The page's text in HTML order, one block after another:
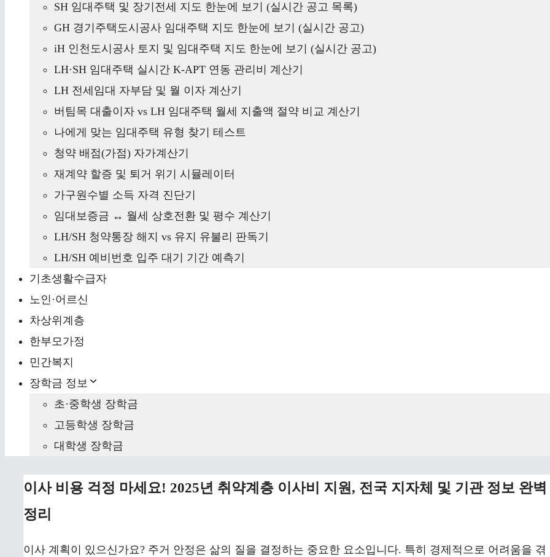
SH 임대주택 및 장기전세 지도 한눈에 보기 (실시간 공고 목록)
GH 경기주택도시공사 임대주택 지도 한눈에 보기 (실시간 공고)
iH 인천도시공사 토지 및 임대주택 지도 한눈에 보기 (실시간 공고)
LH·SH 임대주택 실시간 K-APT 연동 관리비 계산기
LH 전세임대 자부담 및 월 이자 계산기
버팀목 대출이자 vs LH 임대주택 월세 지출액 절약 비교 계산기
나에게 맞는 임대주택 유형 찾기 테스트
청약 배점(가점) 자가계산기
재계약 할증 및 퇴거 위기 시뮬레이터
가구원수별 소득 자격 진단기
임대보증금 ↔ 월세 상호전환 및 평수 계산기
LH/SH 청약통장 해지 vs 유지 유불리 판독기
LH/SH 예비번호 입주 대기 기간 예측기
기초생활수급자
노인·어르신
차상위계층
한부모가정
민간복지
장학금 정보
초·중학생 장학금
고등학생 장학금
대학생 장학금
이사 비용 걱정 마세요! 2025년 취약계층 이사비 지원, 전국 지자체 및 기관 정보 완벽
정리
이사 계획이 있으신가요? 주거 안정은 삶의 질을 결정하는 중요한 요소입니다. 특히 경제적으로 어려움을 겪